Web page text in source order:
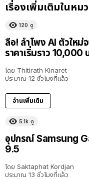
เรื่องเพิ่มเติมในหม
120 ดู
ลือ! ลำโพง AI ตัวใหม่
ราคาเริ่มราว 10,000
โดย Thitirath Kinaret
ประมาณ 12 ชั่วโมงที่แล้ว
อ่านเพิ่มเติม
5.1k ดู
อุปกรณ์ Samsung
9.5
โดย Saktaphat Kordjan
ประมาณ 13 ชั่วโมงที่แล้ว